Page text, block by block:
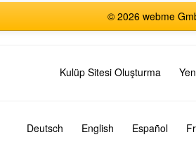
© 2026 webme
Kulüp Sitesi Oluşturma
Deutsch English Español